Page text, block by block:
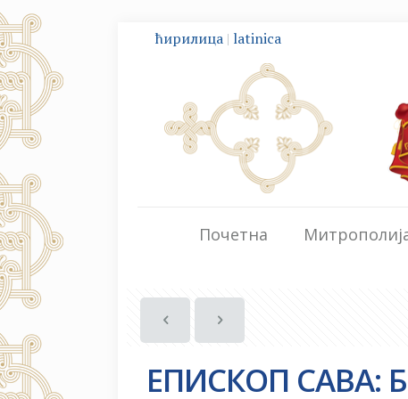
ћирилица | latinica
Почетна
ЕПИСКОП САВА: